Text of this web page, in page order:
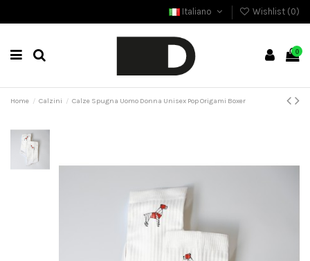
Italiano Wishlist (0)
0
Home Calzini Calze Spugna Uomo Donna Unisex Pop Origami Boxer